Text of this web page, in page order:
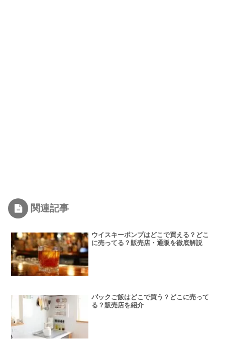
関連記事
ウイスキーポンプはどこで買える？どこ
に売ってる？販売店・通販を徹底解説
パックご飯はどこで買う？どこに売って
る？販売店を紹介